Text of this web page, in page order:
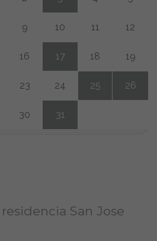
9 10 11 12
16 17 18 19
23 24 25 26
30 31
San Jose